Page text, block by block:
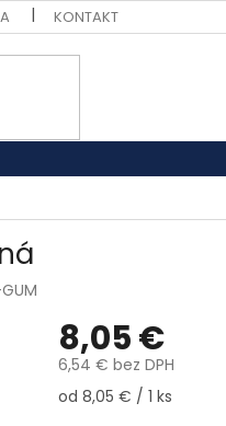
KONTAKT
8,05 €
6,54 € bez DPH
Jednotková cena:
od 8,05 € / 1 ks